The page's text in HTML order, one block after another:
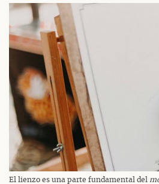
El lienzo es una parte fundamental del